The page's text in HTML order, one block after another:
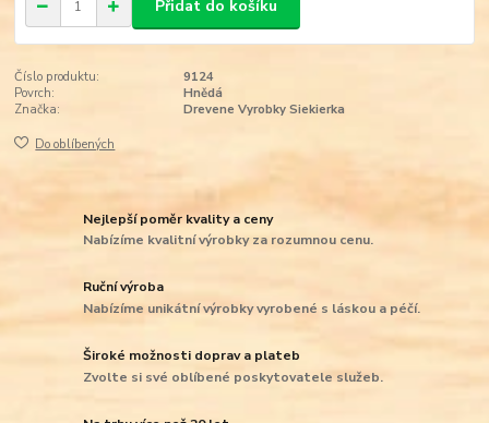
Přidat do košíku
Číslo produktu:
9124
Povrch:
Hnědá
Značka:
Drevene Vyrobky Siekierka
Do oblíbených
Nejlepší poměr kvality a ceny
Nabízíme kvalitní výrobky za rozumnou cenu.
Ruční výroba
Nabízíme unikátní výrobky vyrobené s láskou a péčí.
Široké možnosti doprav a plateb
Zvolte si své oblíbené poskytovatele služeb.